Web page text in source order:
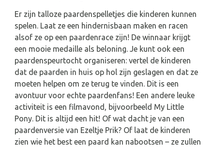
Er zijn talloze paardenspelletjes die kinderen kunnen
spelen. Laat ze een hindernisbaan maken en racen
alsof ze op een paardenrace zijn! De winnaar krijgt
een mooie medaille als beloning. Je kunt ook een
paardenspeurtocht organiseren: vertel de kinderen
dat de paarden in huis op hol zijn geslagen en dat ze
moeten helpen om ze terug te vinden. Dit is een
avontuur voor echte paardenfans! Een andere leuke
activiteit is een filmavond, bijvoorbeeld My Little
Pony. Dit is altijd een hit! Of wat dacht je van een
paardenversie van Ezeltje Prik? Of laat de kinderen
zien wie het best een paard kan nabootsen – ze zullen